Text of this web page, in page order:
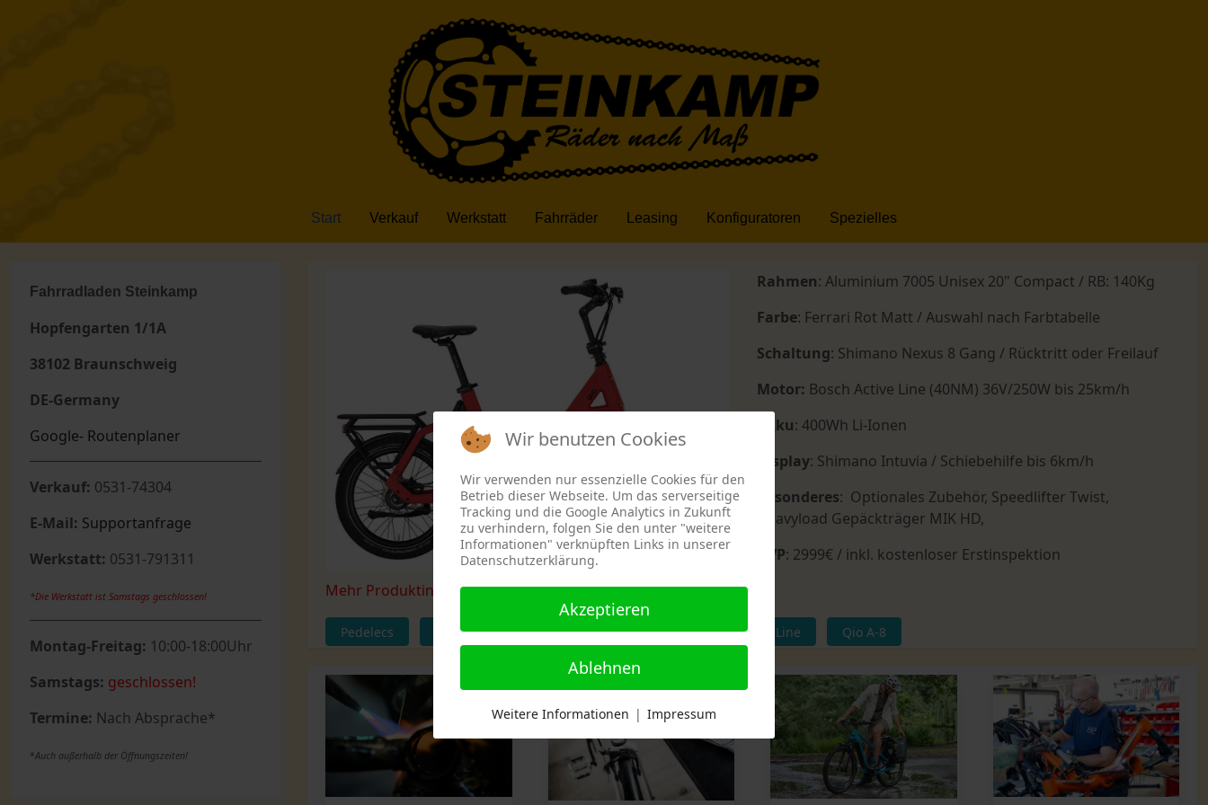
Start Verkauf Werkstatt Fahrräder Leasing Konfiguratoren Spezielles
Fahrradladen Steinkamp
Hopfengarten 1/1A
38102 Braunschweig
DE-Germany
Google- Routenplaner
Verkauf: 0531-74304
E-Mail: Supportanfrage
Werkstatt: 0531-791311
*Die Werkstatt ist Samstags geschlossen!
Montag-Freitag: 10:00-18:00Uhr
Samstags: geschlossen!
Termine: Nach Absprache*
*Auch außerhalb der Öffnungszeiten!
Rahmen: Aluminium 7005 Unisex 20" Compact / RB: 140Kg
Farbe: Ferrari Rot Matt / Auswahl nach Farbtabelle
Schaltung: Shimano Nexus 8 Gang / Rücktritt oder Freilauf
Motor: Bosch Active Line (40NM) 36V/250W bis 25km/h
Akku: 400Wh Li-Ionen
Display: Shimano Intuvia / Schiebehilfe bis 6km/h
Besonderes: Optionales Zubehör, Speedlifter Twist,
Heavyload Gepäckträger MIK HD,
UVP: 2999€ / inkl. kostenloser Erstinspektion
Mehr Produktinformationen:Qio-Bikes.com
Pedelecs E-Bikes Qio Kompaktrad Bosch Active Line Qio A-8
Wir benutzen Cookies
Wir verwenden nur essenzielle Cookies für den
Betrieb dieser Webseite. Um das serverseitige
Tracking und die Google Analytics in Zukunft
zu verhindern, folgen Sie den unter "weitere
Informationen" verknüpften Links in unserer
Datenschutzerklärung.
Akzeptieren
Ablehnen
Weitere Informationen | Impressum